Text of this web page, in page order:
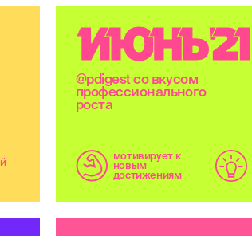
ИЮНЬ'21
@pdigest со вкусом
профессионального
роста
мотивирует к
новым
достижениям